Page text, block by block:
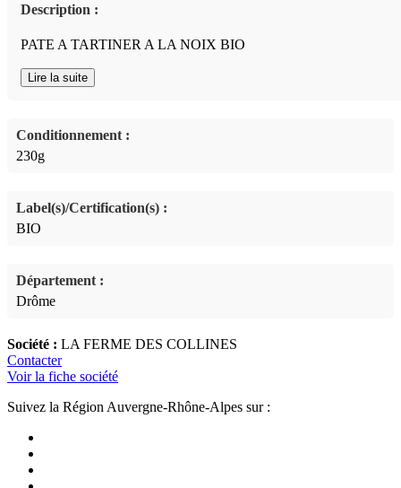
Description :
PATE A TARTINER A LA NOIX BIO
Lire la suite
Conditionnement :
230g
Label(s)/Certification(s) :
BIO
Département :
Drôme
Société : LA FERME DES COLLINES
Contacter
Voir la fiche société
Suivez la Région Auvergne-Rhône-Alpes sur :